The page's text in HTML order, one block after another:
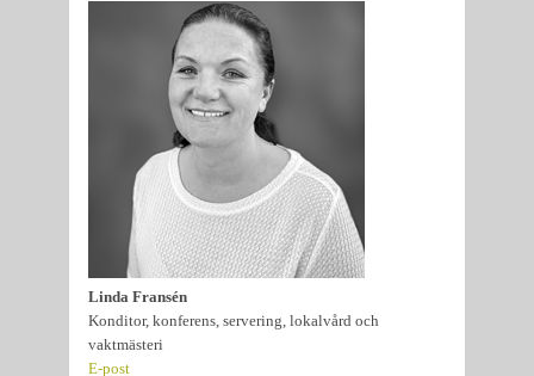
Linda Fransén
Konditor, konferens, servering, lokalvård och
vaktmästeri
E-post